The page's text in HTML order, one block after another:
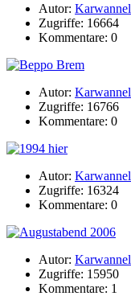
Autor: Karwannel
Zugriffe: 16664
Kommentare: 0
Autor: Karwannel
Zugriffe: 16766
Kommentare: 0
Autor: Karwannel
Zugriffe: 16324
Kommentare: 0
Autor: Karwannel
Zugriffe: 15950
Kommentare: 1